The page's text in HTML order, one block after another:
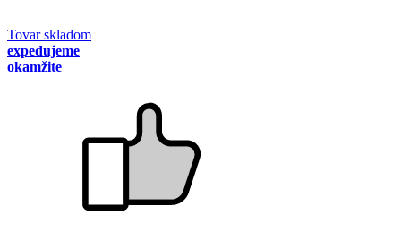
Tovar skladom
expedujeme
okamžite